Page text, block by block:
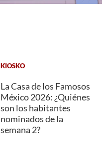
KIOSKO
La Casa de los Famosos
México 2026: ¿Quiénes
son los habitantes
nominados de la
semana 2?